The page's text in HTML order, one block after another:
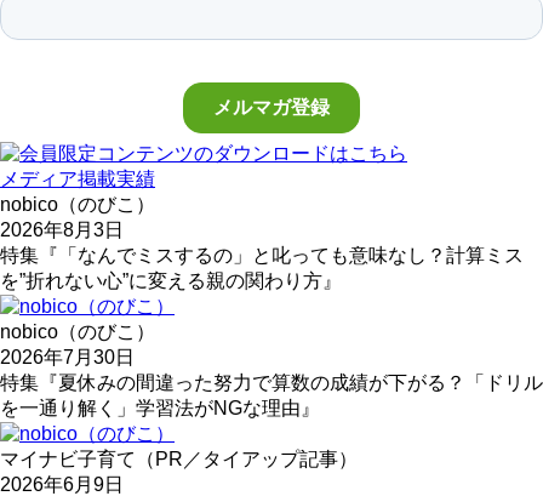
メディア掲載実績
nobico（のびこ）
2026年8月3日
特集『「なんでミスするの」と叱っても意味なし？計算ミス
を”折れない心”に変える親の関わり方』
nobico（のびこ）
2026年7月30日
特集『夏休みの間違った努力で算数の成績が下がる？「ドリル
を一通り解く」学習法がNGな理由』
マイナビ子育て（PR／タイアップ記事）
2026年6月9日